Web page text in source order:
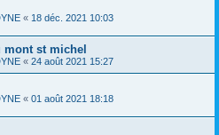
« 18 déc. 2021 10:03
mont st michel
« 24 août 2021 15:27
« 01 août 2021 18:18